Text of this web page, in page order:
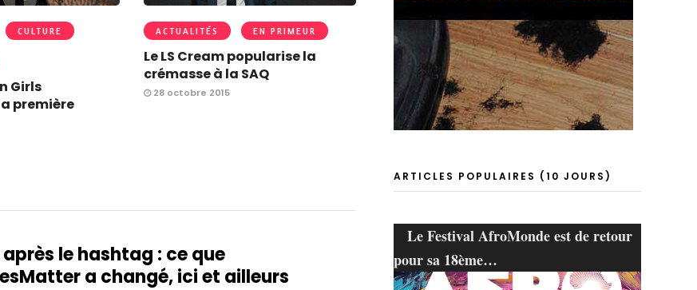
CULTURE
Girls
première
ACTUALITÉS EN PRIMEUR
Le LS Cream popularise la
crémasse à la SAQ
28 octobre 2015
le hashtag : ce que
a changé, ici et ailleurs
ARTICLES POPULAIRES (10 JOURS)
Le Festival AfroMonde est de retour
pour sa 18ème…